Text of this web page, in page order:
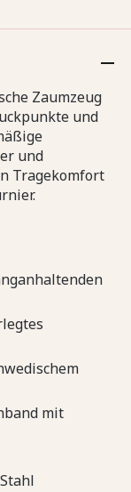
Zaumzeug
und
und
Tragekomfort
mit